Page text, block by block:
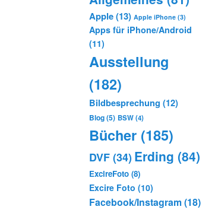
Apple(13) Apple iPhone (3)
Apps für iPhone/Android
(11)
Ausstellung
(182)
Bildbesprechung (12)
Blog(5) BSW(4)
Bücher (185)
DVF (34) Erding (84)
ExcireFoto (8)
Excire Foto (10)
Facebook/Instagram (18)